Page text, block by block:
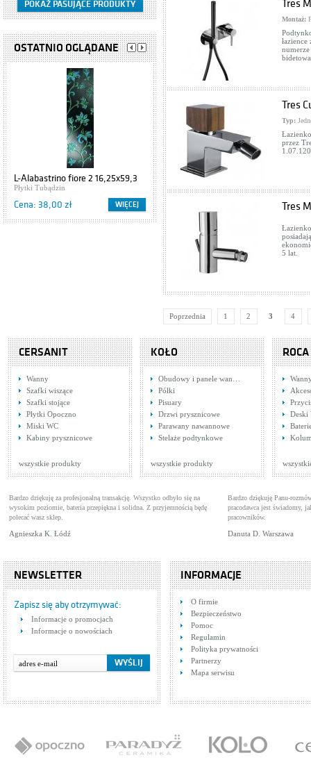
OSTATNIO OGLĄDANE
L-Alabastrino fiore 2 16,25x59,3
TU_5032
Płytki Tubądzin
Cena: 38,00 zł WIĘCEJ
Tres
Montaż:
Tres
Typ:
przez
Tres
5 lat.
Poprzednia 1 2 3 4
CERSANIT
Wanny
Szafki wiszące
Szafki stojące
Płytki Opoczno
Miski WC
Kabiny prysznicowe
wszystkie produkty
KOŁO
Obudowy i panele wan…
Półki
Pisuary
Drzwi prysznicowe
Parawany nawannowe
Stelaże podtynkowe
wszystkie produkty
ROCA
Deski
Bardzo dziękuję za profesjonalną transakcję. Wszystko odbyło się na
wysokim poziomie, bateria przepiękna i solidna. Z przyjemnością będę
polecać wasz sklep.
Agnieszka K. Łódź
Bardzo dziękuję Panu-
pracodawca jest świadomy,
pracowników.
Danuta D. Warszawa
NEWSLETTER
Zapisz się aby otrzymywać:
Informacje o promocjach
Informacje o nowościach
INFORMACJE
O firmie
Bezpieczeństwo
Pomoc
Regulamin
Polityka prywatności
Partnerzy
Mapa serwisu